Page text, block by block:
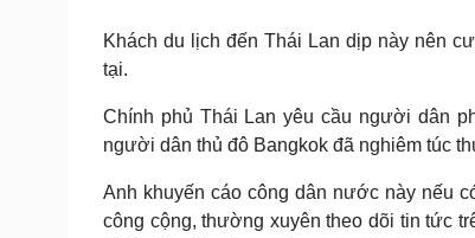
Khách du lịch đến Thái Lan dịp này nên
tại.
Chính phủ Thái Lan yêu cầu người dân
người dân thủ đô Bangkok đã nghiêm túc
Anh khuyến cáo công dân nước này nếu
công cộng, thường xuyên theo dõi tin tức